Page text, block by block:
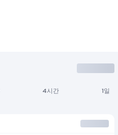
4시간 1일